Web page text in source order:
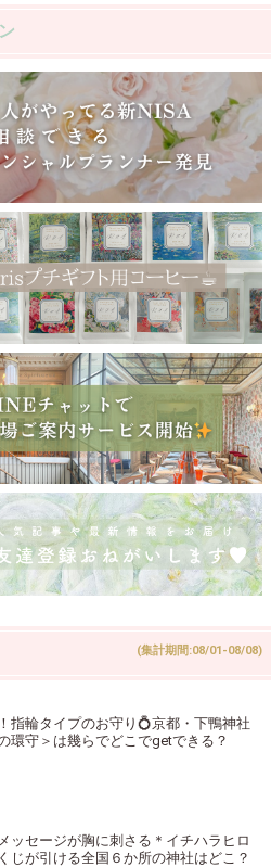
(集計期間:08/01-08/08)
指輪タイプのお守り💍京都・下鴨神社
環守＞は幾らでどこでgetできる？
ッセージが胸に刺さる＊イチハラヒロ
じが引ける全国６か所の神社はどこ？